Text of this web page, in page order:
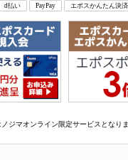
d払い PayPay エポスかんたん決済
ジマオンライン限定サービスとなりま